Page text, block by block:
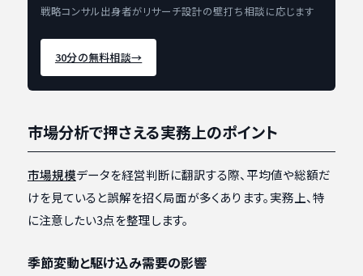
戦略コンサル出身者がリサーチ設計の壁打ち相談に応じます
30分の無料相談→
市場分析で押さえる実務上のポイント
市場規模データを経営判断に翻訳する際、平均値や総額だ
けを見ていると誤解を招く局面が多くあります。実務上、特
に注意したい3点を整理します。
季節変動と駆け込み需要の影響